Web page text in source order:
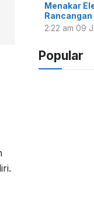
Menakar
Rancangan
2:22 am 09
Popular